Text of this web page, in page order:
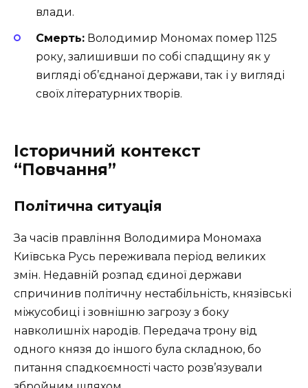
влади.
Смерть: Володимир Мономах помер 1125
року, залишивши по собі спадщину як у
вигляді об’єднаної держави, так і у вигляді
своїх літературних творів.
Історичний контекст
“Повчання”
Політична ситуація
За часів правління Володимира Мономаха
Київська Русь переживала період великих
змін. Недавній розпад єдиної держави
спричинив політичну нестабільність, князівські
міжусобиці і зовнішню загрозу з боку
навколишніх народів. Передача трону від
одного князя до іншого була складною, бо
питання спадкоємності часто розв’язували